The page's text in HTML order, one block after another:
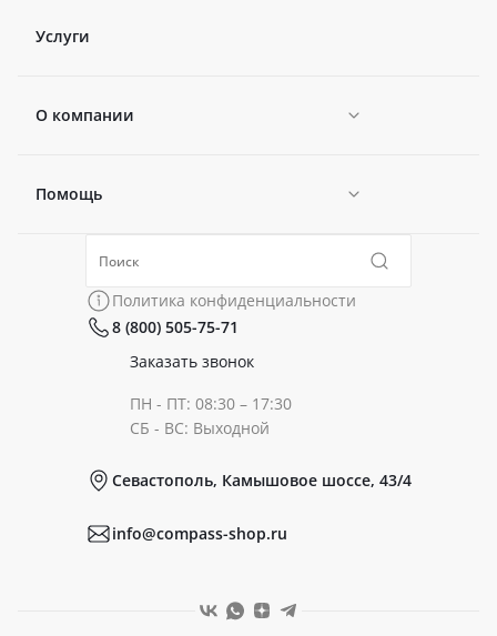
Услуги
О компании
Новости
Политика конфиденциальности
Помощь
Коллекции
Политика конфиденциальности
8 (800) 505-75-71
Заказать звонок
ПН - ПТ: 08:30 – 17:30
СБ - ВС: Выходной
Севастополь, Камышовое шоссе, 43/4
info@compass-shop.ru